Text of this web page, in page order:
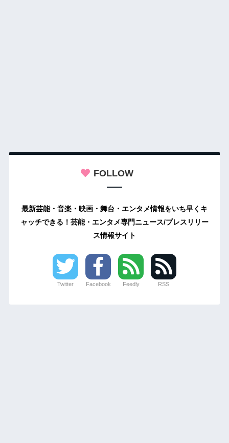
FOLLOW
最新芸能・音楽・映画・舞台・エンタメ情報をいち早くキ
ャッチできる！芸能・エンタメ専門ニュース/プレスリリー
ス情報サイト
Twitter Facebook Feedly RSS